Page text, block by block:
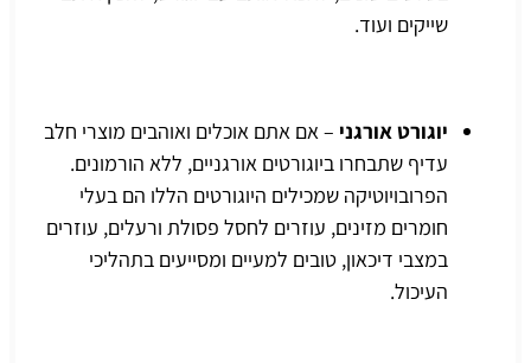
שייקים ועוד.
יוגורט אורגני – אם אתם אוכלים ואוהבים מוצרי חלב
עדיף שתבחרו ביוגורטים אורגניים, ללא הורמונים.
הפרובויוטיקה שמכילים היוגורטים הללו הם בעלי
חומרים מזינים, עוזרים לחסל פסולת ורעלים, עוזרים
במצבי דיכאון, טובים למעיים ומסייעים בתהליכי
העיכול.